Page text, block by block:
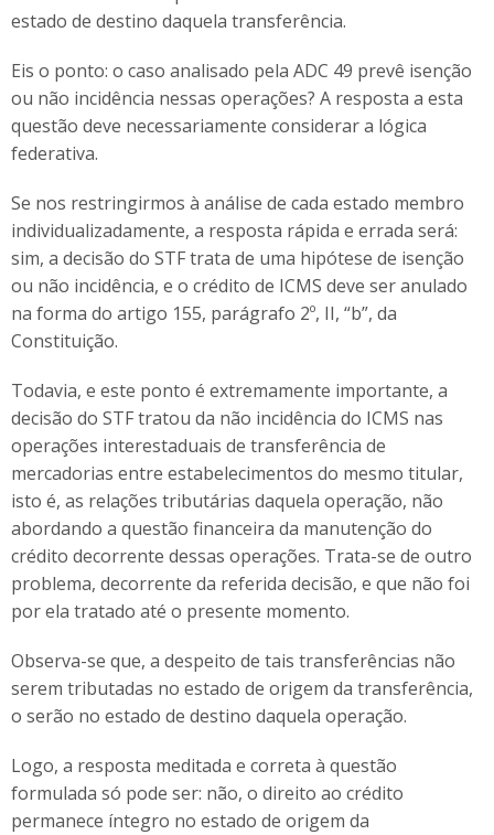
estado de destino daquela transferência.
Eis o ponto: o caso analisado pela ADC 49 prevê isenção
ou não incidência nessas operações? A resposta a esta
questão deve necessariamente considerar a lógica
federativa.
Se nos restringirmos à análise de cada estado membro
individualizadamente, a resposta rápida e errada será:
sim, a decisão do STF trata de uma hipótese de isenção
ou não incidência, e o crédito de ICMS deve ser anulado
na forma do artigo 155, parágrafo 2º, II, “b”, da
Constituição.
Todavia, e este ponto é extremamente importante, a
decisão do STF tratou da não incidência do ICMS nas
operações interestaduais de transferência de
mercadorias entre estabelecimentos do mesmo titular,
isto é, as relações tributárias daquela operação, não
abordando a questão financeira da manutenção do
crédito decorrente dessas operações. Trata-se de outro
problema, decorrente da referida decisão, e que não foi
por ela tratado até o presente momento.
Observa-se que, a despeito de tais transferências não
serem tributadas no estado de origem da transferência,
o serão no estado de destino daquela operação.
Logo, a resposta meditada e correta à questão
formulada só pode ser: não, o direito ao crédito
permanece íntegro no estado de origem da